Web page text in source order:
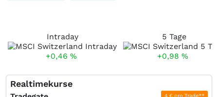
Intraday
+0,46 %
5 Tage
+0,98 %
Realtimekurse